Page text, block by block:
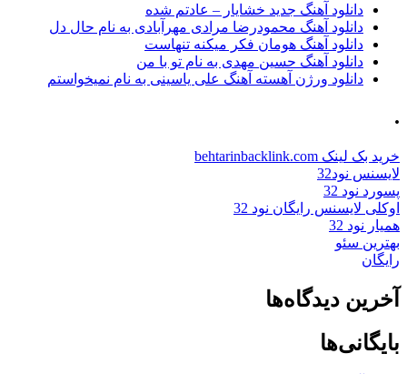
دانلود آهنگ جدید خشایار – عادتم شده
دانلود آهنگ محمودرضا مرادی مهرآبادی به نام حال دل
دانلود آهنگ هومان فکر میکنه تنهاست
دانلود آهنگ حسین مهدی به نام تو با من
دانلود ورژن آهسته آهنگ علی یاسینی به نام نمیخواستم
.
خرید بک لینک behtarinbacklink.com
لایسنس نود32
پسورد نود 32
اوکلی لایسنس رایگان نود 32
همیار نود 32
بهترین سئو
رایگان
آخرین دیدگاه‌ها
بایگانی‌ها